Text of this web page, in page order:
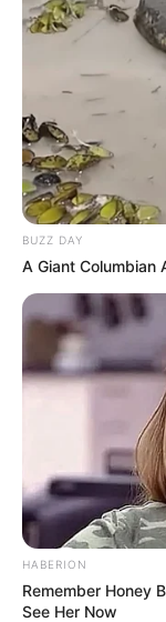
BUZZ DAY
A Giant Columbian
HABERION
Remember Honey
See Her Now